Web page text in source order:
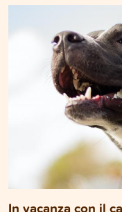
In vacanza con il